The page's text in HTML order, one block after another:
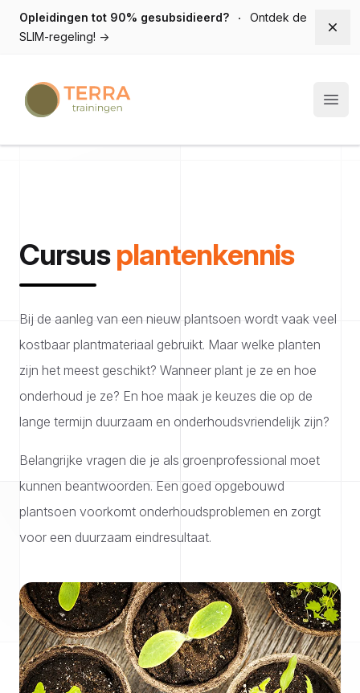
Opleidingen tot 90% gesubsidieerd?
Ontdek de
SLIM-regeling! →
Terra trainingen
Cursusplantenkennis
Bij de aanleg van een nieuw plantsoen wordt vaak veel
kostbaar plantmateriaal gebruikt. Maar welke planten
zijn het meest geschikt? Wanneer plant je ze en hoe
onderhoud je ze? En hoe maak je keuzes die op de
lange termijn duurzaam en onderhoudsvriendelijk zijn?
Belangrijke vragen die je als groenprofessional moet
kunnen beantwoorden. Een goed opgebouwd
plantsoen voorkomt onderhoudsproblemen en zorgt
voor een duurzaam eindresultaat.